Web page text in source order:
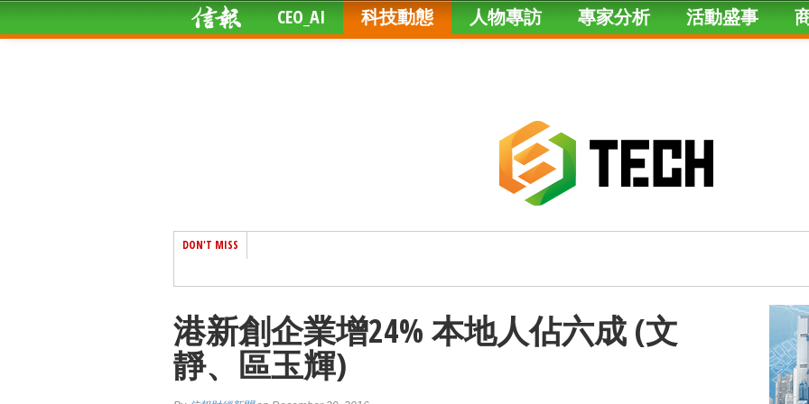
CEO_AI 科技動態 人物專訪 專家分析 活動盛事
DON'T MISS
港新創企業增24% 本地人佔六成 (文
靜、區玉輝)